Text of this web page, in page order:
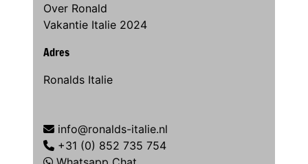
Over Ronald
Vakantie Italie 2024
Adres
Ronalds Italie
info@ronalds-italie.nl
+31 (0) 852 735 754